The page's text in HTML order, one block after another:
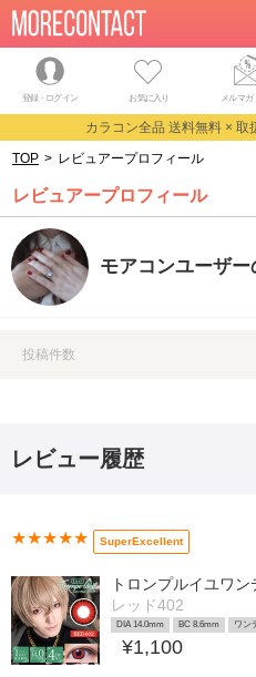
登録・ログイン お気に入り メルマガ
カラコン全品 送料無料 × 取
TOP > レビュアープロフィール
レビュアープロフィール
モアコンユーザー
投稿件数
レビュー履歴
★★★★★ SuperExcellent
トロンプルイユワン
レッド402
DIA 14.0mm BC 8.6mm ワン
¥1,100